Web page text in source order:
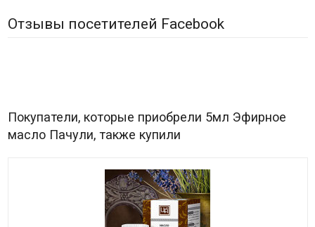
Отзывы посетителей Facebook
Покупатели, которые приобрели 5мл Эфирное
масло Пачули, также купили